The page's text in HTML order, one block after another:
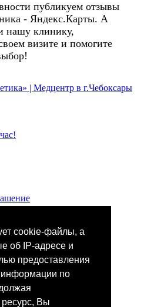
cookie-файлы, а
об IP-адресе и
предоставления
информации по
ресурс, Вы
публикуем отзывы
- Яндекс.Карты. А
нашу клинику,
визите и помогите